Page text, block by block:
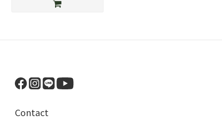
Contact